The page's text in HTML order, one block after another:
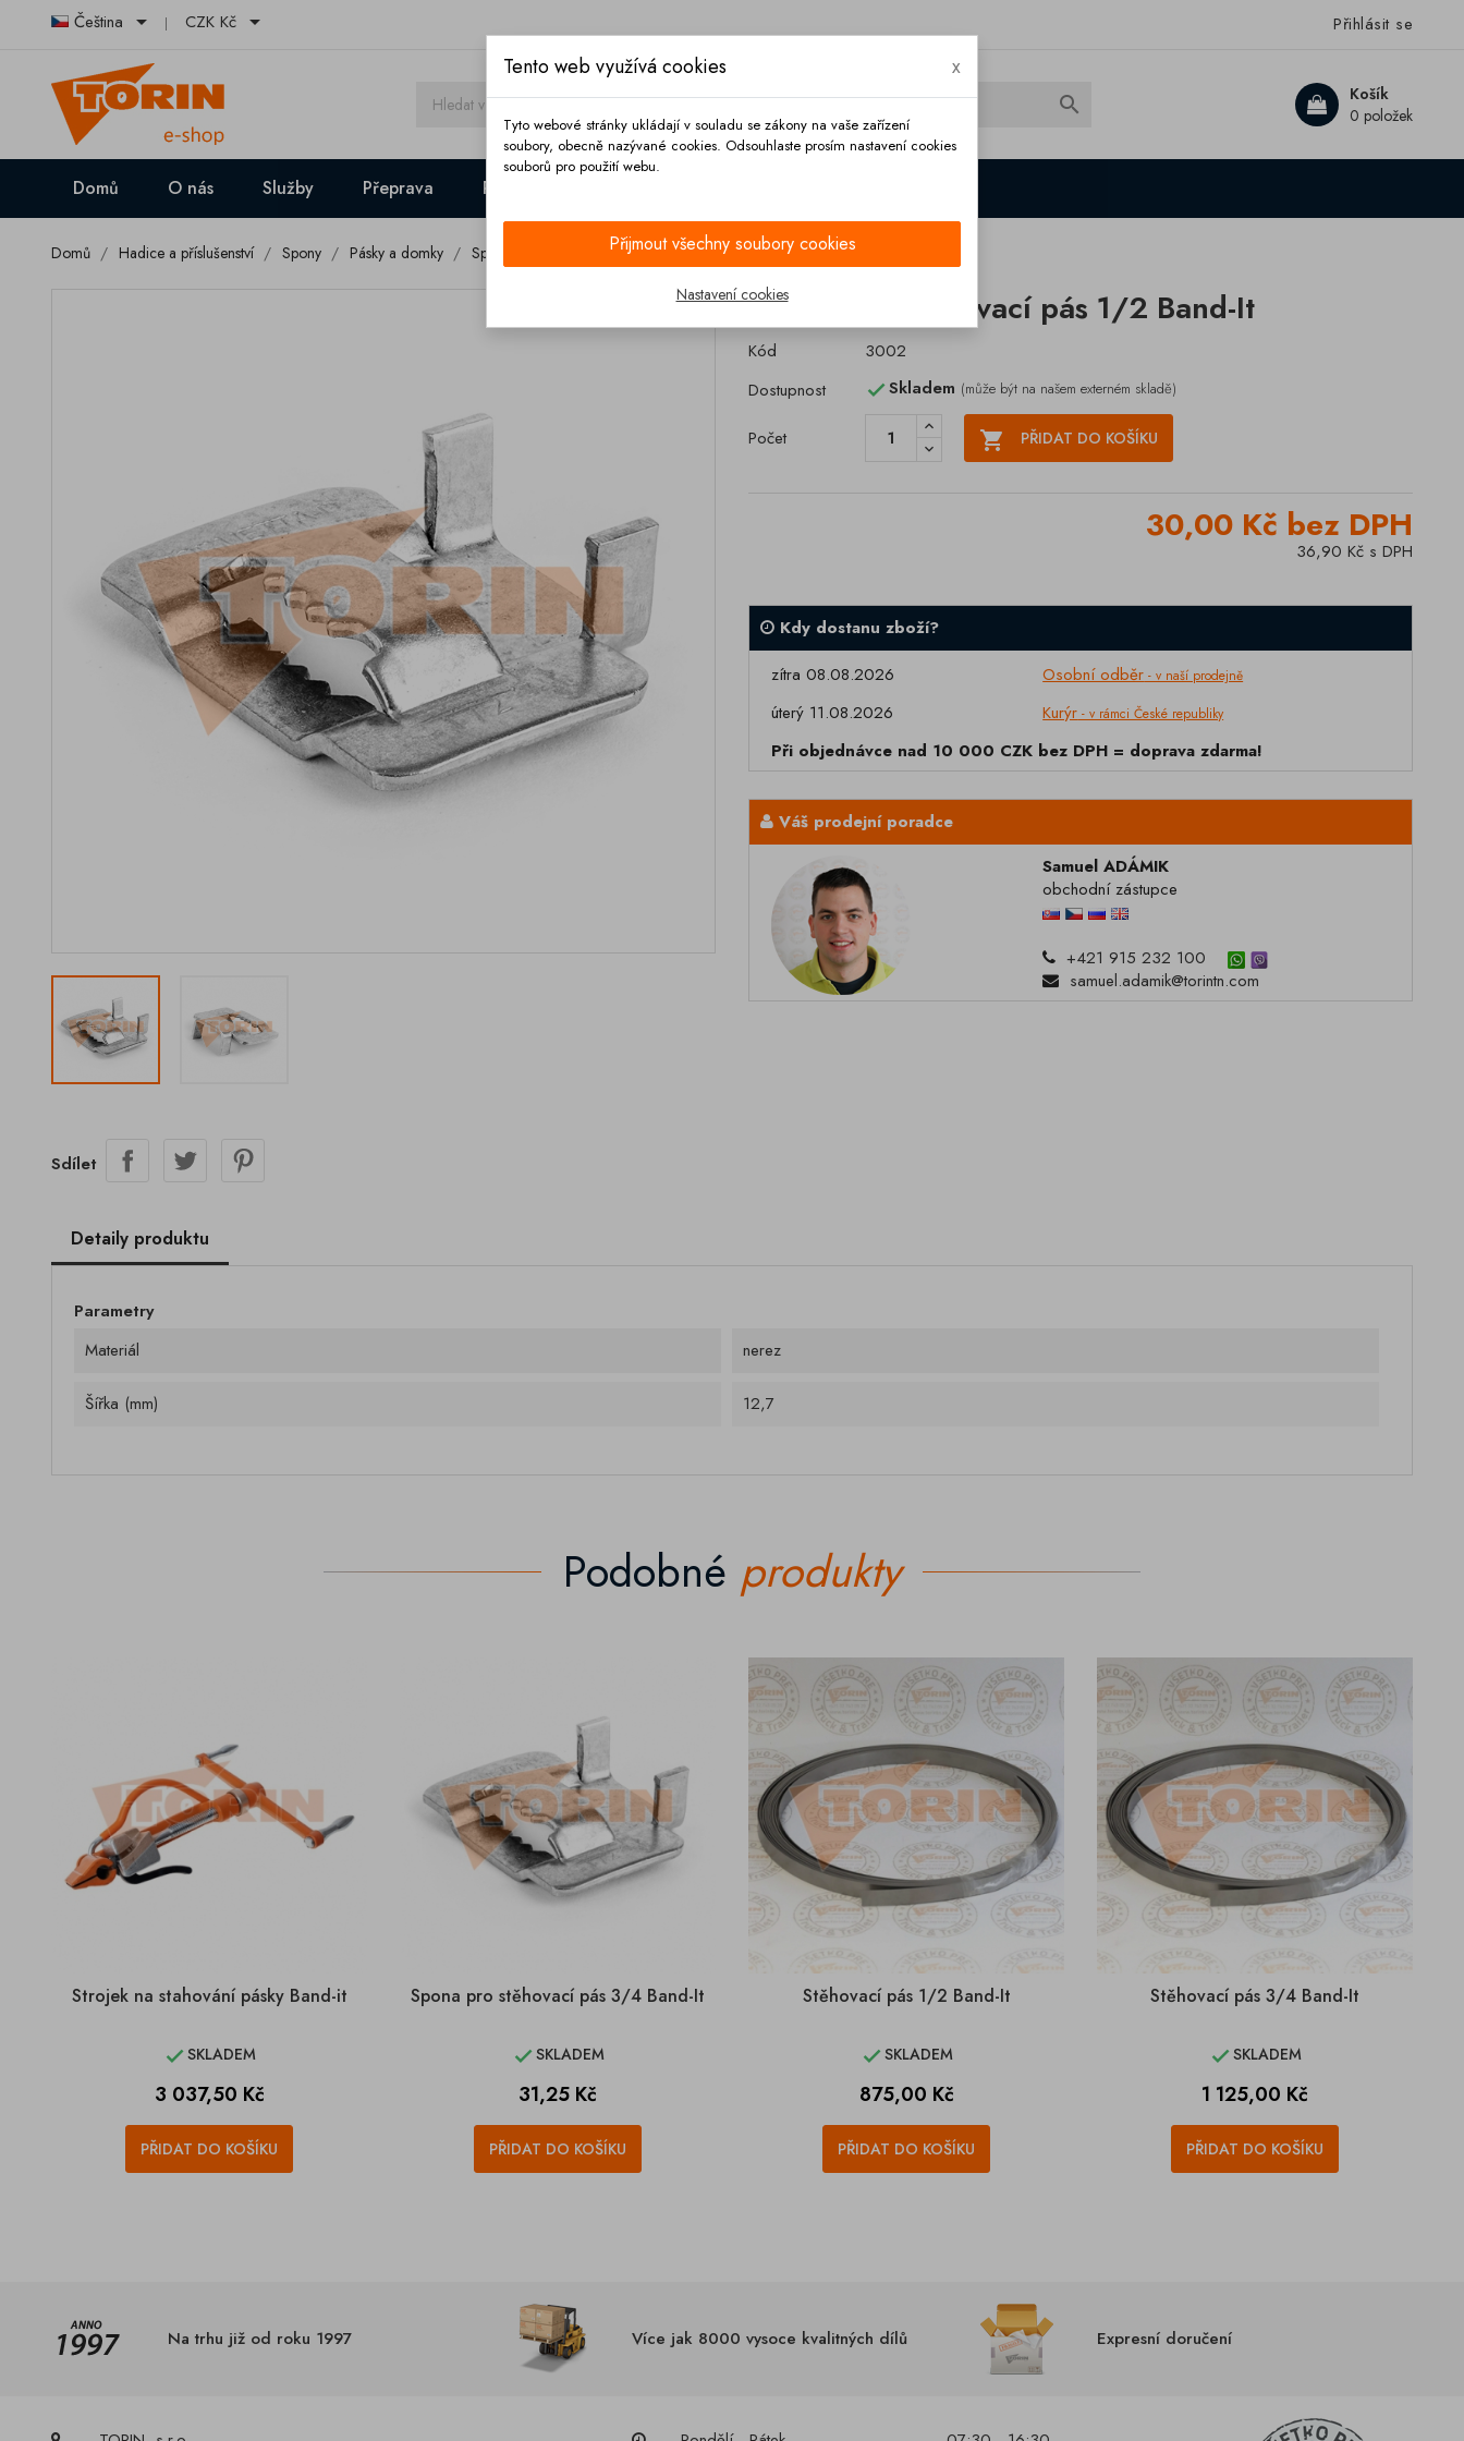
Čeština  CZK Kč  Přihlásit se
Košík
0 položek

Domů O nás Služby Přeprava Platba
Domů Hadice a příslušenství Spony Pásky a domky Spona pro stěhovací pás 1/2 Band-It
Spona pro stěhovací pás 1/2 Band-It
Kód
3002
Dostupnost
Skladem (může být na našem externém skladě)
Počet  PŘIDAT DO KOŠÍKU
30,00 Kč bez DPH
36,90 Kč s DPH
Kdy dostanu zboží?
zítra 08.08.2026
Osobní odběr - v naší prodejně
úterý 11.08.2026 Kurýr - v rámci České republiky
Při objednávce nad 10 000 CZK bez DPH = doprava zdarma!
Váš prodejní poradce
Samuel ADÁMIK
obchodní zástupce
+421 915 232 100
samuel.adamik@torintn.com
Sdílet
Detaily produktu
Parametry
Materiál
nerez
Šířka (mm) 12,7
Podobné produkty
Strojek na stahování pásky Band-it
SKLADEM
Cena
3 037,50 Kč
PŘIDAT DO KOŠÍKU
Spona pro stěhovací pás 3/4 Band-It
SKLADEM
Cena
31,25 Kč
PŘIDAT DO KOŠÍKU
Stěhovací pás 1/2 Band-It
SKLADEM
Cena
875,00 Kč
PŘIDAT DO KOŠÍKU
Stěhovací pás 3/4 Band-It
SKLADEM
Cena
1 125,00 Kč
PŘIDAT DO KOŠÍKU
Na trhu již od roku 1997 Více jak 8000 vysoce kvalitných dílů Expresní doručení
Tento web využívá cookies x
Tyto webové stránky ukládají v souladu se zákony na vaše zařízení
soubory, obecně nazývané cookies. Odsouhlaste prosím nastavení cookies
souborů pro použití webu.
Přijmout všechny soubory cookies
Nastavení cookies